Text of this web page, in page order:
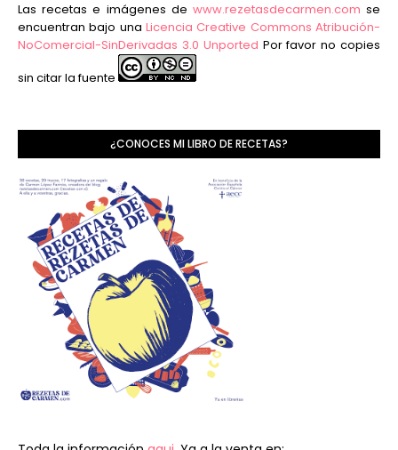
Las recetas e imágenes de www.rezetasdecarmen.com se
encuentran bajo una Licencia Creative Commons Atribución-
NoComercial-SinDerivadas 3.0 Unported Por favor no copies
sin citar la fuente
¿CONOCES MI LIBRO DE RECETAS?